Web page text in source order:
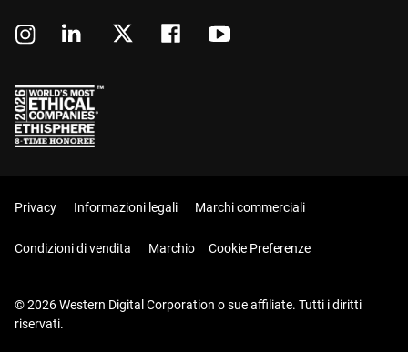
Privacy Informazioni legali Marchi commerciali
Condizioni di vendita Marchio Cookie Preferenze
© 2026 Western Digital Corporation o sue affiliate. Tutti i diritti
riservati.